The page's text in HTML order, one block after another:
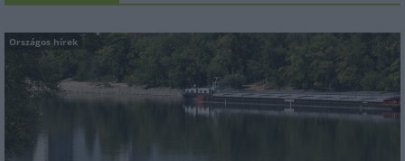
Országos hírek